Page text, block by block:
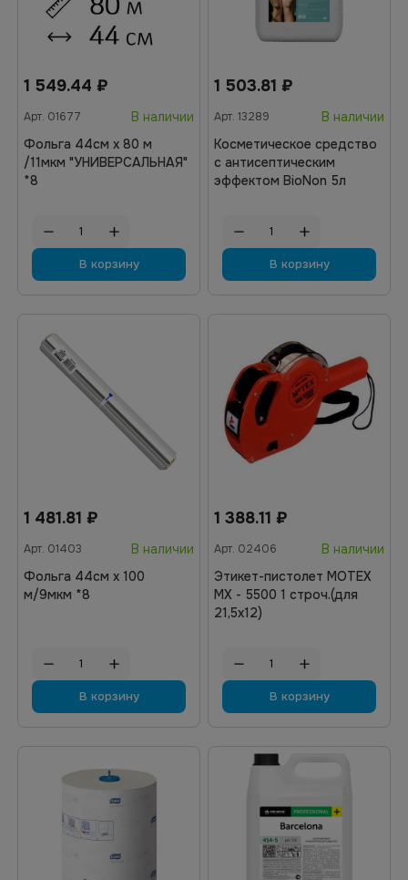
1 549.44 ₽
Арт. 01677
В наличии
Фольга 44см х 80 м
/11мкм "УНИВЕРСАЛЬНАЯ"
*8
В корзину
1 503.81 ₽
Арт. 13289
В наличии
Косметическое средство
с антисептическим
эффектом BioNon 5л
В корзину
1 481.81 ₽
Арт. 01403
В наличии
Фольга 44см х 100
м/9мкм *8
В корзину
1 388.11 ₽
Арт. 02406
В наличии
Этикет-пистолет MOTEX
МХ - 5500 1 строч.(для
21,5х12)
В корзину